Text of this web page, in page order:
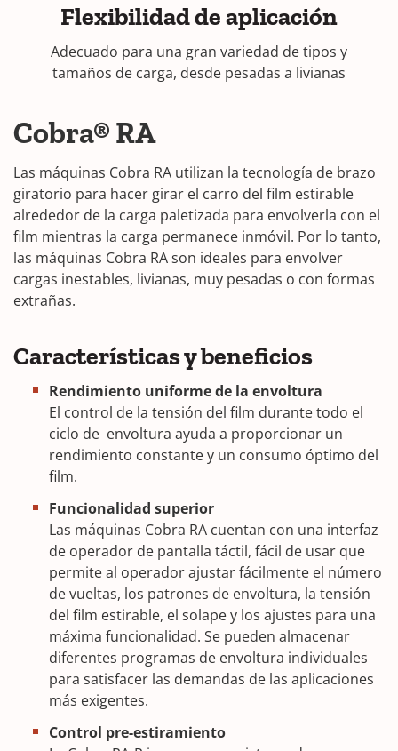
Flexibilidad de aplicación
Adecuado para una gran variedad de tipos y
tamaños de carga, desde pesadas a livianas
Cobra® RA
Las máquinas Cobra RA utilizan la tecnología de brazo
giratorio para hacer girar el carro del film estirable
alrededor de la carga paletizada para envolverla con el
film mientras la carga permanece inmóvil. Por lo tanto,
las máquinas Cobra RA son ideales para envolver
cargas inestables, livianas, muy pesadas o con formas
extrañas.
Características y beneficios
Rendimiento uniforme de la envoltura
El control de la tensión del film durante todo el
ciclo de envoltura ayuda a proporcionar un
rendimiento constante y un consumo óptimo del
film.
Funcionalidad superior
Las máquinas Cobra RA cuentan con una interfaz
de operador de pantalla táctil, fácil de usar que
permite al operador ajustar fácilmente el número
de vueltas, los patrones de envoltura, la tensión
del film estirable, el solape y los ajustes para una
máxima funcionalidad. Se pueden almacenar
diferentes programas de envoltura individuales
para satisfacer las demandas de las aplicaciones
más exigentes.
Control pre-estiramiento